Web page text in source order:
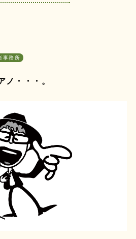
事務所
ノ・・・。